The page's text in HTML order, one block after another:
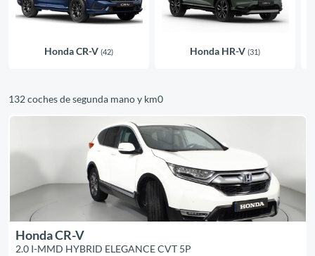
Honda CR-V (42) Honda HR-V (31)
132 coches de segunda mano y km0
Honda CR-V
2.0 I-MMD HYBRID ELEGANCE CVT 5P